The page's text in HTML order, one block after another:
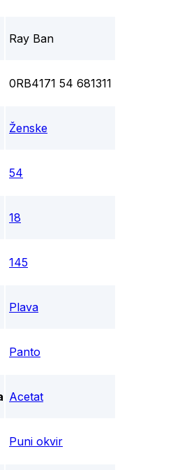
Ray Ban
0RB4171 54 681311
Ženske
54
18
145
Plava
Panto
Acetat
Puni okvir